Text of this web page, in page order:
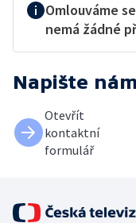
Omlouváme
nemá žádné
Napište nám
Otevřít
kontaktní
formulář